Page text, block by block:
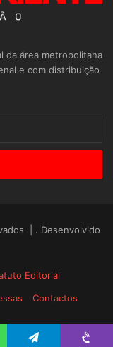
da área metropolitana
e com distribuição
| . Desenvolvido
Editorial
Contactos